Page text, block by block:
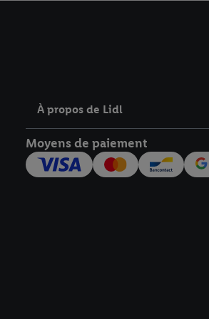
À propos de Lidl
Moyens de paiement